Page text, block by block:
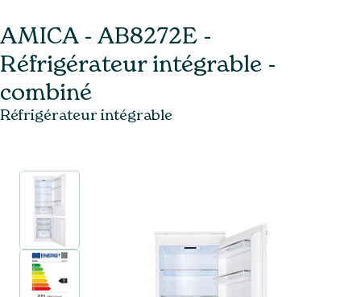
AMICA - AB8272E -
Réfrigérateur intégrable -
combiné
Réfrigérateur intégrable